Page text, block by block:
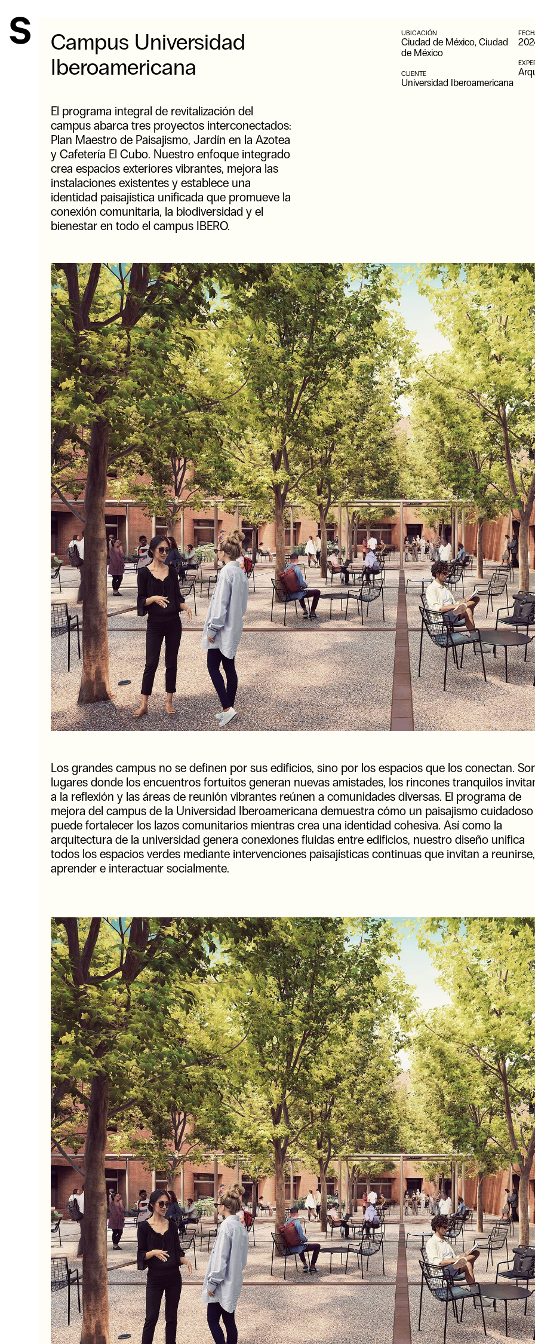
Campus Universidad
Iberoamericana
El programa integral de revitalización del
campus abarca tres proyectos interconectados:
Plan Maestro de Paisajismo, Jardín en la Azotea
y Cafetería El Cubo. Nuestro enfoque integrado
crea espacios exteriores vibrantes, mejora las
instalaciones existentes y establece una
identidad paisajística unificada que promueve la
conexión comunitaria, la biodiversidad y el
bienestar en todo el campus IBERO.
UBICACIÓN
Ciudad de México, Ciudad
de México
CLIENTE
Universidad Iberoamericana
Los grandes campus no se definen por sus edificios, sino por los espacios que los conectan.
lugares donde los encuentros fortuitos generan nuevas amistades, los rincones tranquilos
a la reflexión y las áreas de reunión vibrantes reúnen a comunidades diversas. El programa de
mejora del campus de la Universidad Iberoamericana demuestra cómo un paisajismo cuidadoso
puede fortalecer los lazos comunitarios mientras crea una identidad cohesiva. Así como la
arquitectura de la universidad genera conexiones fluidas entre edificios, nuestro diseño unifica
todos los espacios verdes mediante intervenciones paisajísticas continuas que invitan a reunirse,
aprender e interactuar socialmente.